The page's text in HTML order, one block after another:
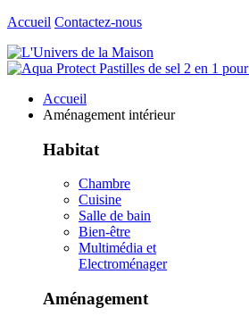
Accueil Contactez-nous
Accueil
Aménagement intérieur
Habitat
Chambre
Cuisine
Salle de bain
Bien-être
Multimédia et
Electroménager
Aménagement